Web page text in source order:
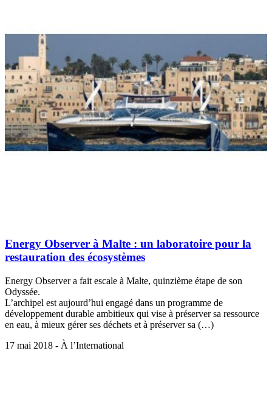
Energy Observer à Malte : un laboratoire pour la
restauration des écosystèmes
Energy Observer a fait escale à Malte, quinzième étape de son
Odyssée.
L’archipel est aujourd’hui engagé dans un programme de
développement durable ambitieux qui vise à préserver sa ressource
en eau, à mieux gérer ses déchets et à préserver sa (…)
17 mai 2018 - À l’International